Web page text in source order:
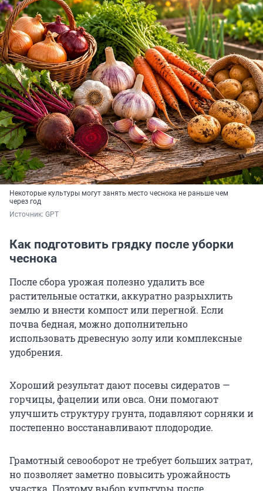
Некоторые культуры могут занять место чеснока не раньше чем
через год
Источник: GPT
Как подготовить грядку после уборки
чеснока
После сбора урожая полезно удалить все
растительные остатки, аккуратно разрыхлить
землю и внести компост или перегной. Если
почва бедная, можно дополнительно
использовать древесную золу или комплексные
удобрения.
Хороший результат дают посевы сидератов —
горчицы, фацелии или овса. Они помогают
улучшить структуру грунта, подавляют сорняки и
постепенно восстанавливают плодородие.
Грамотный севооборот не требует больших затрат,
но позволяет заметно повысить урожайность
участка. Поэтому выбор культуры после